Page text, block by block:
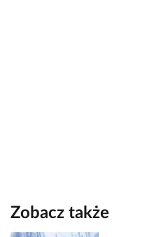
Zobacz także